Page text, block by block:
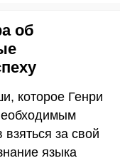
об
которое Генри
за свой
языка